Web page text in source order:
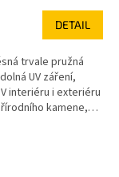
DETAIL
trvale pružná
UV záření,
interiéru i exteriéru
kamene,